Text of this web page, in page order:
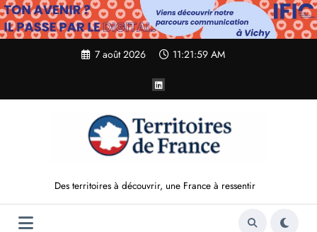
Aller
au
contenu
7 août 2026 11:22:00 AM
Des territoires à découvrir, une France à ressentir